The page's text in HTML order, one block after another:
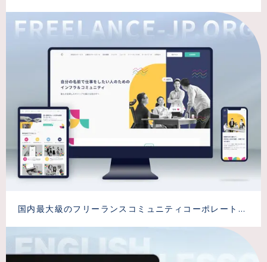
プロ仕様のラベル作成が可能に。
国内最大級のフリーランスコミュニティコーポレートサ
イトの改修